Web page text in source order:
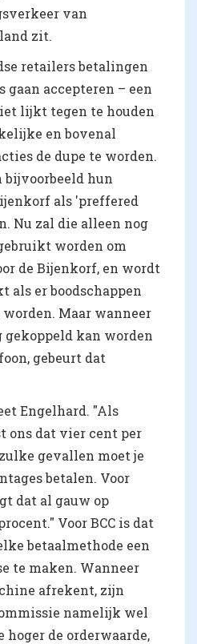
van
zit.
retailers betalingen
accepteren – een
lijkt tegen te houden
en bovenal
de dupe te worden.
bijvoorbeeld hun
als 'preffered
Nu zal die alleen nog
worden om
de Bijenkorf, en wordt
als er boodschappen
Maar wanneer
gekoppeld kan worden
gebeurt dat
Engelhard. "Als
ons dat vier cent per
gevallen moet je
betalen. Voor
dat al gauw op
Voor BCC is dat
betaalmethode een
te maken. Wanneer
afrekent, zijn
namelijk wel
hoger de orderwaarde,